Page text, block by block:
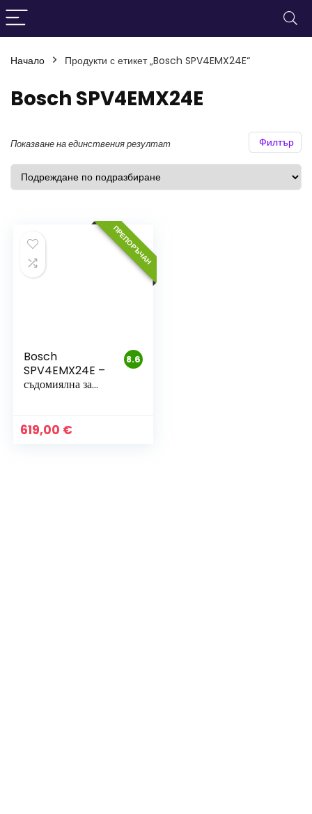
Начало Продукти с етикет „Bosch SPV4EMX24E“
Bosch SPV4EMX24E
Филтър
Показване на единствения резултат
ПРЕПОРЪЧАН
8.6
Bosch
SPV4EMX24E –
съдомиялна за
C
619,00 €